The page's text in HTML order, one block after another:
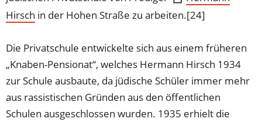
Hirsch
(Öffnet
einem
neuen
Tab)
in der Hohen Straße zu arbeiten.[24]
Die Privatschule entwickelte sich aus einem früheren
„Knaben-Pensionat“, welches Hermann Hirsch 1934
zur Schule ausbaute, da jüdische Schüler immer mehr
aus rassistischen Gründen aus den öffentlichen
Schulen ausgeschlossen wurden. 1935 erhielt die